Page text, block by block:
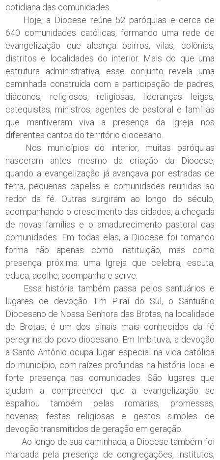
cotidiana das comunidades.
Hoje, a Diocese reúne 52 paróquias e cerca de
640 comunidades católicas, formando uma rede de
evangelização que alcança bairros, vilas, colônias,
distritos e localidades do interior. Mais do que uma
estrutura administrativa, esse conjunto revela uma
caminhada construída com a participação de padres,
diáconos, religiosos, religiosas, lideranças leigas,
catequistas, ministros, agentes de pastoral e famílias
que mantiveram viva a presença da Igreja nos
diferentes cantos do território diocesano.
Nos municípios do interior, muitas paróquias
nasceram antes mesmo da criação da Diocese,
quando a evangelização já avançava por estradas de
terra, pequenas capelas e comunidades reunidas ao
redor da fé. Outras surgiram ao longo do século,
acompanhando o crescimento das cidades, a chegada
de novas famílias e o amadurecimento pastoral das
comunidades. Em todas elas, a Diocese foi tomando
forma não apenas como instituição, mas como
presença próxima: uma Igreja que celebra, escuta,
educa, acolhe, acompanha e serve.
Essa história também passa pelos santuários e
lugares de devoção. Em Piraí do Sul, o Santuário
Diocesano de Nossa Senhora das Brotas, na localidade
de Brotas, é um dos sinais mais conhecidos da fé
peregrina do povo diocesano. Em Imbituva, a devoção
a Santo Antônio ocupa lugar especial na vida católica
do município, com raízes profundas na história local e
forte presença nas comunidades. São lugares que
ajudam a compreender que a evangelização se
espalhou também pelas romarias, promessas,
novenas, festas religiosas e gestos simples de
devoção transmitidos de geração em geração.
Ao longo de sua caminhada, a Diocese também foi
marcada pela presença de congregações, institutos,